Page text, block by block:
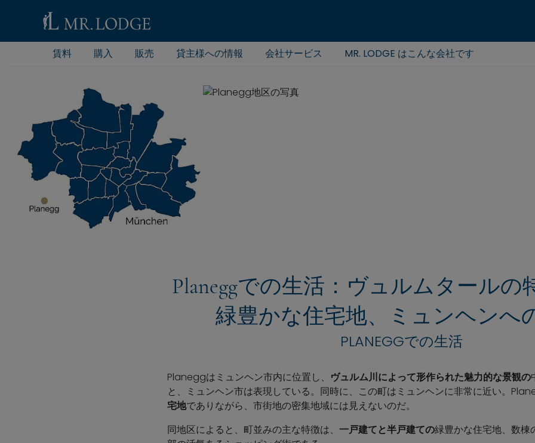
賃料 購入 販売 貸主様への情報 会社サービス MR. LODGE はこんな会社です
Planeggでの生活：ヴュルムタールの
緑豊かな住宅地、ミュンヘンへ
PLANEGGでの生活
Planeggはミュンヘン市内に位置し、 ヴュルム川によって形作られた魅力的な景観の
と、ミュンヘン市は表現している。同時に、この町はミュンヘンに非常に近い。
宅地でありながら、市街地の密集地域には見えないのだ。
同地区によると、町並みの主な特徴は、 一戸建てと半戸建ての緑豊かな住宅地、数棟